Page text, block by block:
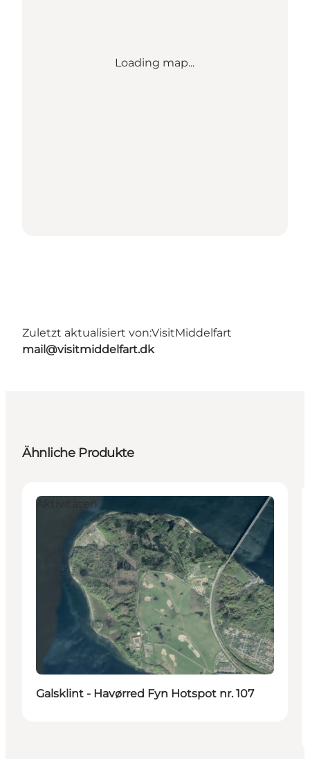
Loading map...
Zuletzt aktualisiert von:VisitMiddelfart
mail@visitmiddelfart.dk
Ähnliche Produkte
Aktivitäten
Galsklint - Havørred Fyn Hotspot nr. 107